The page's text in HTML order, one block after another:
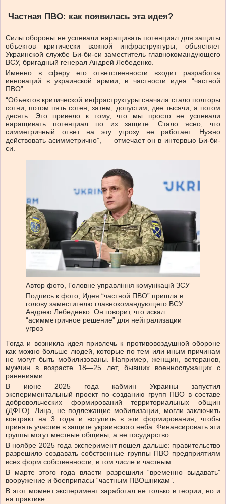
Частная ПВО: как появилась эта идея?
Силы обороны не успевали наращивать потенциал для защиты
объектов критически важной инфраструктуры, объясняет
Украинской службе Би-би-си заместитель главнокомандующего
ВСУ, бригадный генерал Андрей Лебеденко.
Именно в сферу его ответственности входит разработка
инноваций в украинской армии, в частности идея “частной
ПВО”.
“Объектов критической инфраструктуры сначала стало полторы
сотни, потом пять сотен, затем, допустим, две тысячи, а потом
десять. Это привело к тому, что мы просто не успевали
наращивать потенциал по их защите. Стало ясно, что
симметричный ответ на эту угрозу не работает. Нужно
действовать асимметрично”, — отмечает он в интервью Би-би-
си.
Автор фото, Головне управління комунікацій ЗСУ
Подпись к фото, Идея “частной ПВО” пришла в
голову заместителю главнокомандующего ВСУ
Андрею Лебеденко. Он говорит, что искал
“асимметричное решение” для нейтрализации
угроз
Тогда и возникла идея привлечь к противовоздушной обороне
как можно больше людей, которые по тем или иным причинам
не могут быть мобилизованы. Например, женщин, ветеранов,
мужчин в возрасте 18—25 лет, бывших военнослужащих с
ранениями.
В июне 2025 года кабмин Украины запустил
экспериментальный проект по созданию групп ПВО в составе
добровольческих формирований территориальных общин
(ДФТО). Лица, не подлежащие мобилизации, могли заключить
контракт на 3 года и вступить в эти формирования, чтобы
принять участие в защите украинского неба. Финансировать эти
группы могут местные общины, а не государство.
В ноябре 2025 года эксперимент пошел дальше: правительство
разрешило создавать собственные группы ПВО предприятиям
всех форм собственности, в том числе и частным.
В марте этого года власти разрешили “временно выдавать”
вооружение и боеприпасы “частным ПВОшникам”.
В этот момент эксперимент заработал не только в теории, но и
на практике.